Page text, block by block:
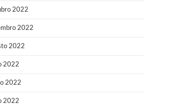
2022
2022
2022
2022
2022
2022